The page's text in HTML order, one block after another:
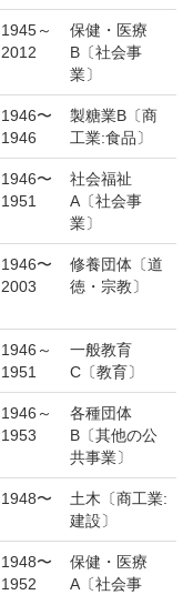
1945～
2012
保健・医療
B〔社会事
業〕
1946〜
1946
製糖業B〔商
工業:食品〕
1946〜
1951
社会福祉
A〔社会事
業〕
1946〜
2003
修養団体〔道
徳・宗教〕
1946～
1951
一般教育
C〔教育〕
1946～
1953
各種団体
B〔其他の公
共事業〕
1948〜
土木〔商工業:
建設〕
1948〜
1952
保健・医療
A〔社会事